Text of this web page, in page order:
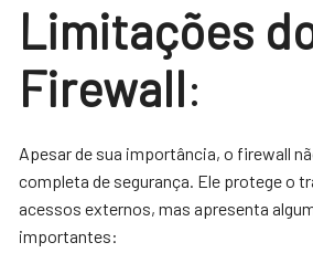
Limitações
Firewall:
Apesar de sua importância, o firewall
completa de segurança. Ele protege o
acessos externos, mas apresenta
importantes: